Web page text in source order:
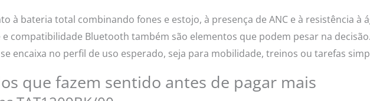
à bateria total combinando fones e estojo, à presença de ANC e à resistência à
compatibilidade Bluetooth também são elementos que podem pesar na
encaixa no perfil de uso esperado, seja para mobilidade, treinos ou tarefas
que fazem sentido antes de pagar mais